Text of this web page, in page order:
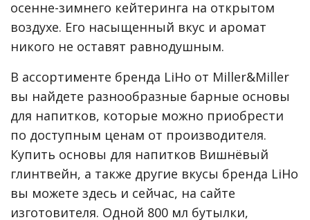
осенне-зимнего кейтеринга на открытом
воздухе. Его насыщенный вкус и аромат
никого не оставят равнодушным.
В ассортименте бренда LiHo от Miller&Miller
вы найдете разнообразные барные основы
для напитков, которые можно приобрести
по доступным ценам от производителя.
Купить основы для напитков Вишнёвый
глинтвейн, а также другие вкусы бренда LiHo
вы можете здесь и сейчас, на сайте
изготовителя. Одной 800 мл бутылки,